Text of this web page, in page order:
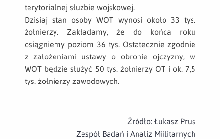
terytorialnej służbie wojskowej.
Dzisiaj stan osoby WOT wynosi około 33 tys.
żołnierzy. Zakładamy, że do końca roku
osiągniemy poziom 36 tys. Ostatecznie zgodnie
z założeniami ustawy o obronie ojczyzny, w
WOT będzie służyć 50 tys. żołnierzy OT i ok. 7,5
tys. żołnierzy zawodowych.
Źródło: Łukasz Prus
Zespół Badań i Analiz Miilitarnych